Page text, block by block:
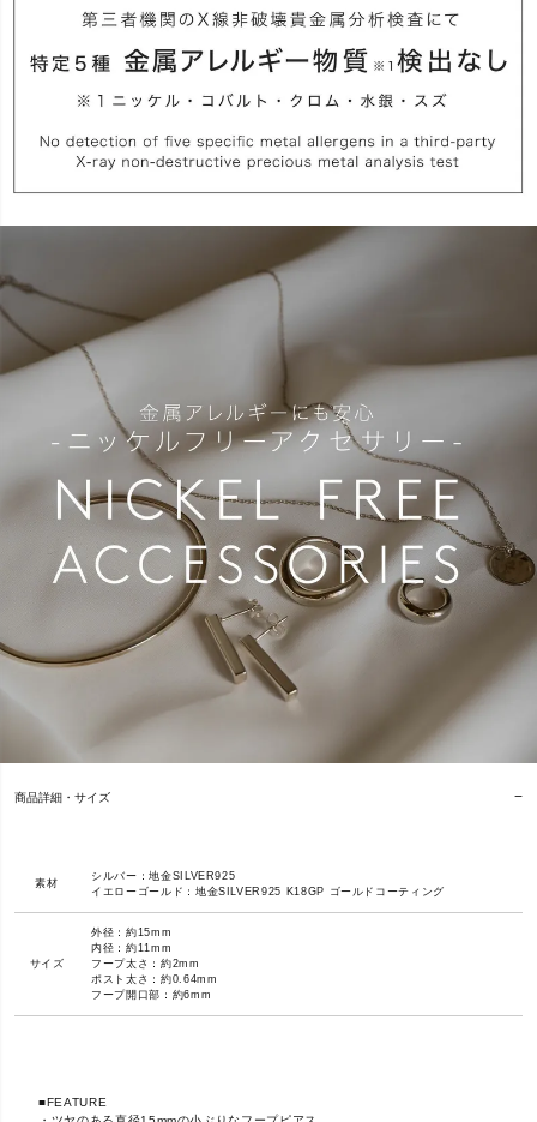
商品詳細・サイズ
素材
シルバー：地金SILVER925
イエローゴールド：地金SILVER925 K18GP ゴールドコーティング
サイズ
外径：約15mm
内径：約11mm
フープ太さ：約2mm
ポスト太さ：約0.64mm
フープ開口部：約6mm
■FEATURE